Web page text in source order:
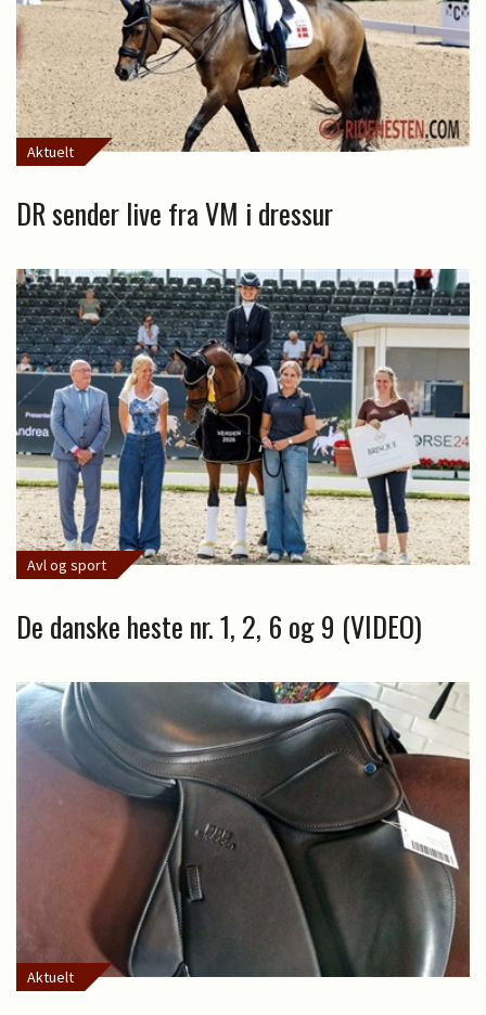
Aktuelt
DR sender live fra VM i dressur
Avl og sport
De danske heste nr. 1, 2, 6 og 9 (VIDEO)
Aktuelt